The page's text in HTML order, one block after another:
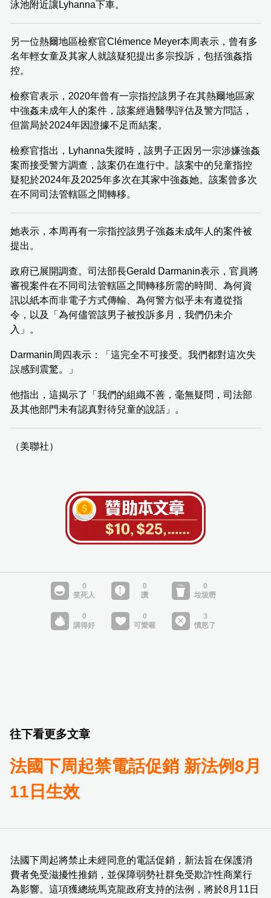
泳池附近讓Lyhanna下車。
另一位熱爾地區檢察官Clémence Meyer本周表示，曾有多
名年輕女童及其家人就該疑犯提出多宗投訴，包括強姦指
控。
檢察官表示，2020年曾有一宗指控該男子在其熱爾地區家
中強姦未成年人的案件，該案經過醫學評估及警方問話，
但當局於2024年因證據不足而結案。
檢察官指出，Lyhanna失蹤時，該男子正因另一宗涉嫌強姦
案而接受警方調查，該案仍在進行中。該案中的兒童指控
疑犯於2024年及2025年多次在其家中強姦她。該案曾多次
在不同司法管轄區之間轉移。
她表示，本周再有一宗指控該男子強姦未成年人的案件被
提出。
政府已展開調查。司法部長Gerald Darmanin表示，官員將
審視案件在不同司法管轄區之間轉移所需的時間、為何資
訊以紙本而非電子方式傳輸、為何警方似乎未有遵從指
令，以及「為何儘管該男子被投訴多月，我們仍未介
入」。
Darmanin周四表示：「這完全不可接受。我們都對這次失
誤感到震驚。」
他指出，這揭示了「我們的組織不善，毫無疑問，司法部
及其他部門未有認真對待兒童的說話」。
（美聯社）
往下看更多文章
法國下周起禁電話促銷 新法例8月
11日生效
法國下周起將禁止未經同意的電話促銷，新法旨在保護消
費者免受滋擾性推銷，並保障弱勢社群免受欺詐性商業行
為影響。這項獲總統馬克龍政府支持的法例，將於8月11日